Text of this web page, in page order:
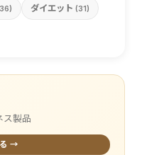
ダイエット (31)
ス製品
→